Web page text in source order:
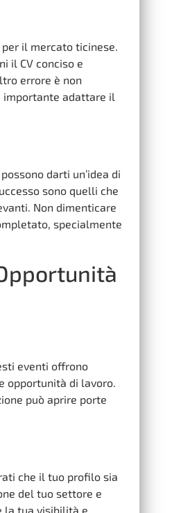
il mercato ticinese.
il CV conciso e
errore è non
importante adattare il
darti un’idea di
sono quelli che
Non dimenticare
specialmente
eventi offrono
opportunità di lavoro.
può aprire porte
che il tuo profilo sia
del tuo settore e
la tua visibilità e